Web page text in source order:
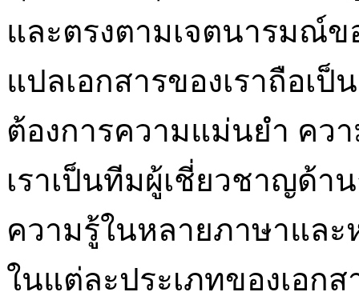
และตรงตามเจตนารมณ์
แปลเอกสารของเราถือเ
ต้องการความแม่นยำ คว
เราเป็นทีมผู้เชี่ยวชาญด้
ความรู้ในหลายภาษาและ
ในแต่ละประเภทของเอก